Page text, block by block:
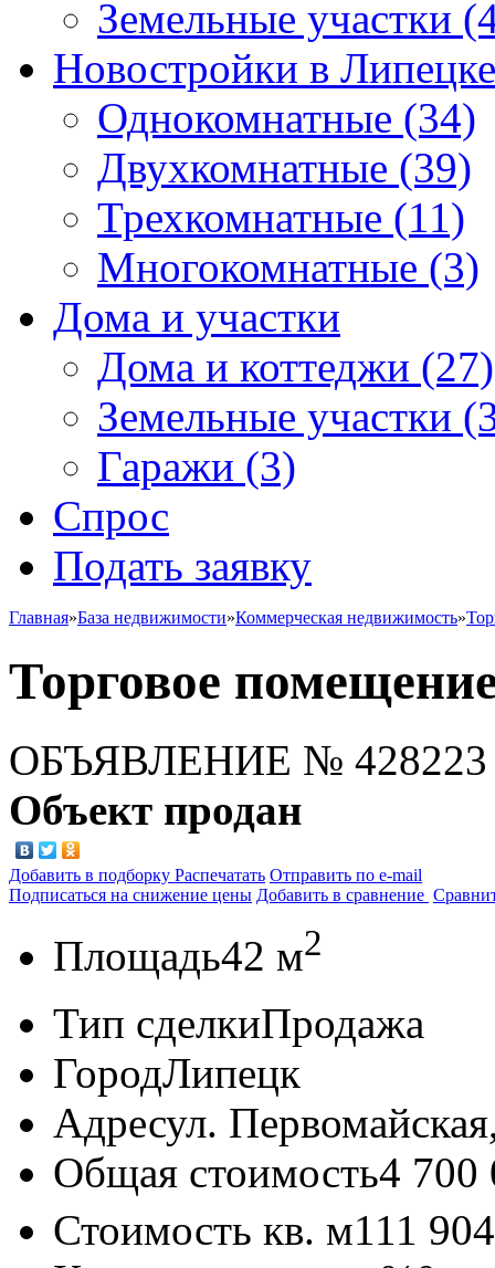
Земельные участки
Новостройки в Липецке
Однокомнатные (34)
Двухкомнатные (39)
Трехкомнатные (11)
Многокомнатные (3)
Дома и участки
Дома и коттеджи (27)
Земельные участки
Гаражи (3)
Спрос
Подать заявку
Главная»База недвижимости»Коммерческая недвижимость»
Торговое
ОБЪЯВЛЕНИЕ № 428223
Объект продан
Добавить в подборку Распечатать Отправить по e-mail
Подписаться на снижение цены Добавить в сравнение
Площадь42 м2
Тип сделкиПродажа
ГородЛипецк
Адресул.
Общая стоимость4 700
Стоимость кв. м111